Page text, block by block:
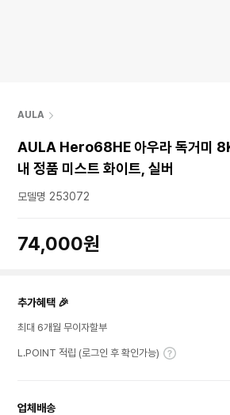
AULA
AULA Hero68HE 아우라 독거미
내 정품 미스트 화이트, 실버
모델명 253072
74,000원
추가혜택 🎉
최대 6개월 무이자할부
L.POINT 적립 (로그인 후 확인가능)
업체배송